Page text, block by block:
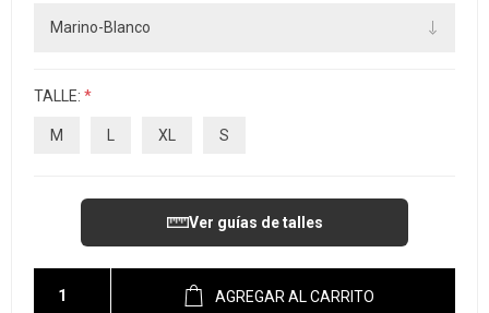
TALLE: *
M L XL S
Ver guías de talles
AGREGAR AL CARRITO